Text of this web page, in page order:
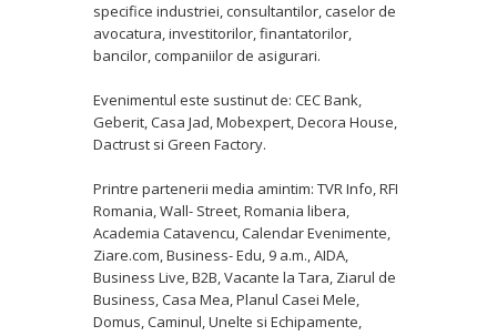
specifice industriei, consultantilor, caselor de
avocatura, investitorilor, finantatorilor,
bancilor, companiilor de asigurari.
Evenimentul este sustinut de: CEC Bank,
Geberit, Casa Jad, Mobexpert, Decora House,
Dactrust si Green Factory.
Printre partenerii media amintim: TVR Info, RFI
Romania, Wall- Street, Romania libera,
Academia Catavencu, Calendar Evenimente,
Ziare.com, Business- Edu, 9 a.m., AIDA,
Business Live, B2B, Vacante la Tara, Ziarul de
Business, Casa Mea, Planul Casei Mele,
Domus, Caminul, Unelte si Echipamente,